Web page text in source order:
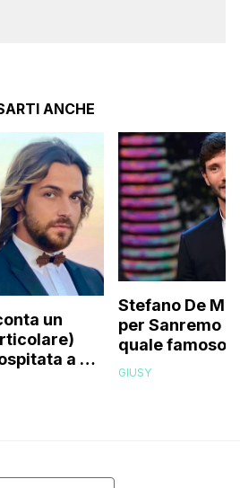
ANCHE
un
a Le
“Belen
Stefano De
per Sanremo
quale famoso
relativo
GIUSY